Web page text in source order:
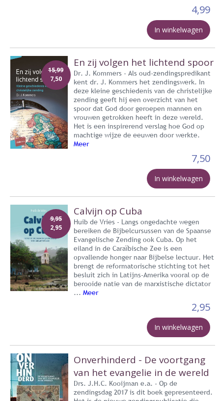
4,99
In winkelwagen
15,99
7,50
En zij volgen het lichtend spoor
Dr. J. Kommers - Als oud-zendingspredikant
kent dr. J. Kommers het zendingswerk. In
deze kleine geschiedenis van de christelijke
zending geeft hij een overzicht van het
spoor dat God door geroepen mannen en
vrouwen getrokken heeft in deze wereld.
Het is een inspirerend verslag hoe God op
machtige wijze de eeuwen door werkte.
Meer
7,50
In winkelwagen
9,95
2,95
Calvijn op Cuba
Huib de Vries - Langs ongedachte wegen
bereiken de Bijbelcursussen van de Spaanse
Evangelische Zending ook Cuba. Op het
eiland in de Caraïbische Zee is een
opvallende honger naar Bijbelse lectuur. Het
brengt de reformatorische stichting tot het
besluit zich in Latijns-Amerika vooral op de
berooide natie van de marxistische dictator
... Meer
2,95
In winkelwagen
Onverhinderd - De voortgang
van het evangelie in de wereld
Drs. J.H.C. Kooijman e.a. - Op de
zendingsdag 2017 is dit boek gepresenteerd.